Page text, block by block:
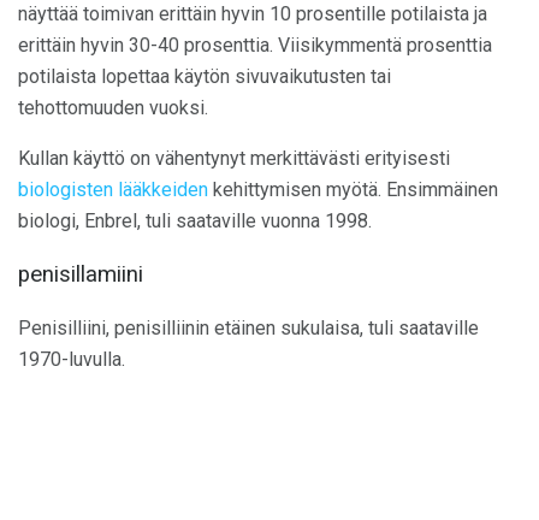
näyttää toimivan erittäin hyvin 10 prosentille potilaista ja
erittäin hyvin 30-40 prosenttia. Viisikymmentä prosenttia
potilaista lopettaa käytön sivuvaikutusten tai
tehottomuuden vuoksi.
Kullan käyttö on vähentynyt merkittävästi erityisesti
biologisten lääkkeiden kehittymisen myötä. Ensimmäinen
biologi, Enbrel, tuli saataville vuonna 1998.
penisillamiini
Penisilliini, penisilliinin etäinen sukulaisa, tuli saataville
1970-luvulla.